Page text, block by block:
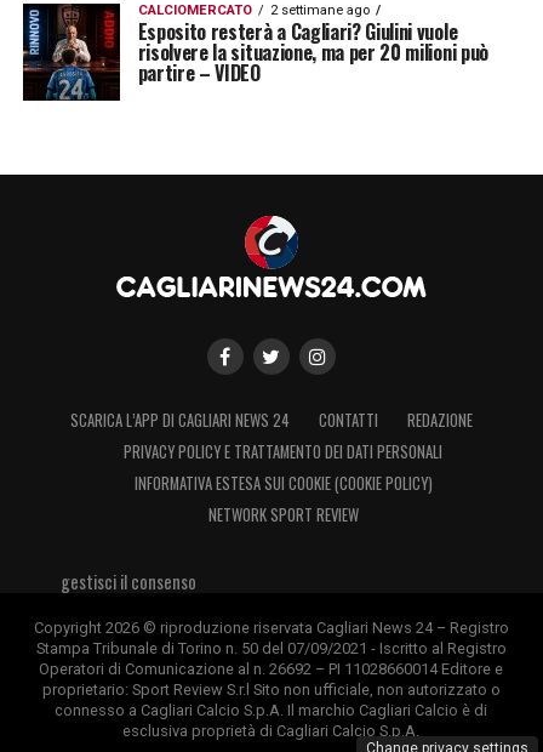
CALCIOMERCATO 2 settimane ago
Esposito resterà a Cagliari? Giulini vuole
risolvere la situazione, ma per 20 milioni può
partire – VIDEO
SCARICA L’APP DI CAGLIARI NEWS 24 CONTATTI
REDAZIONE
PRIVACY POLICY E TRATTAMENTO DEI DATI PERSONALI
INFORMATIVA ESTESA SUI COOKIE (COOKIE POLICY)
NETWORK SPORT REVIEW
gestisci il consenso
Copyright 2026 © riproduzione riservata Cagliari News 24 – Registro
Stampa Tribunale di Torino n. 50 del 07/09/2021 - Iscritto al Registro
Operatori di Comunicazione al n. 26692 – PI 11028660014 Editore e
proprietario: Sport Review S.r.l Sito non ufficiale, non autorizzato o
connesso a Cagliari Calcio S.p.A. Il marchio Cagliari Calcio è di
esclusiva proprietà di Cagliari Calcio S.p.A.
Change privacy settings